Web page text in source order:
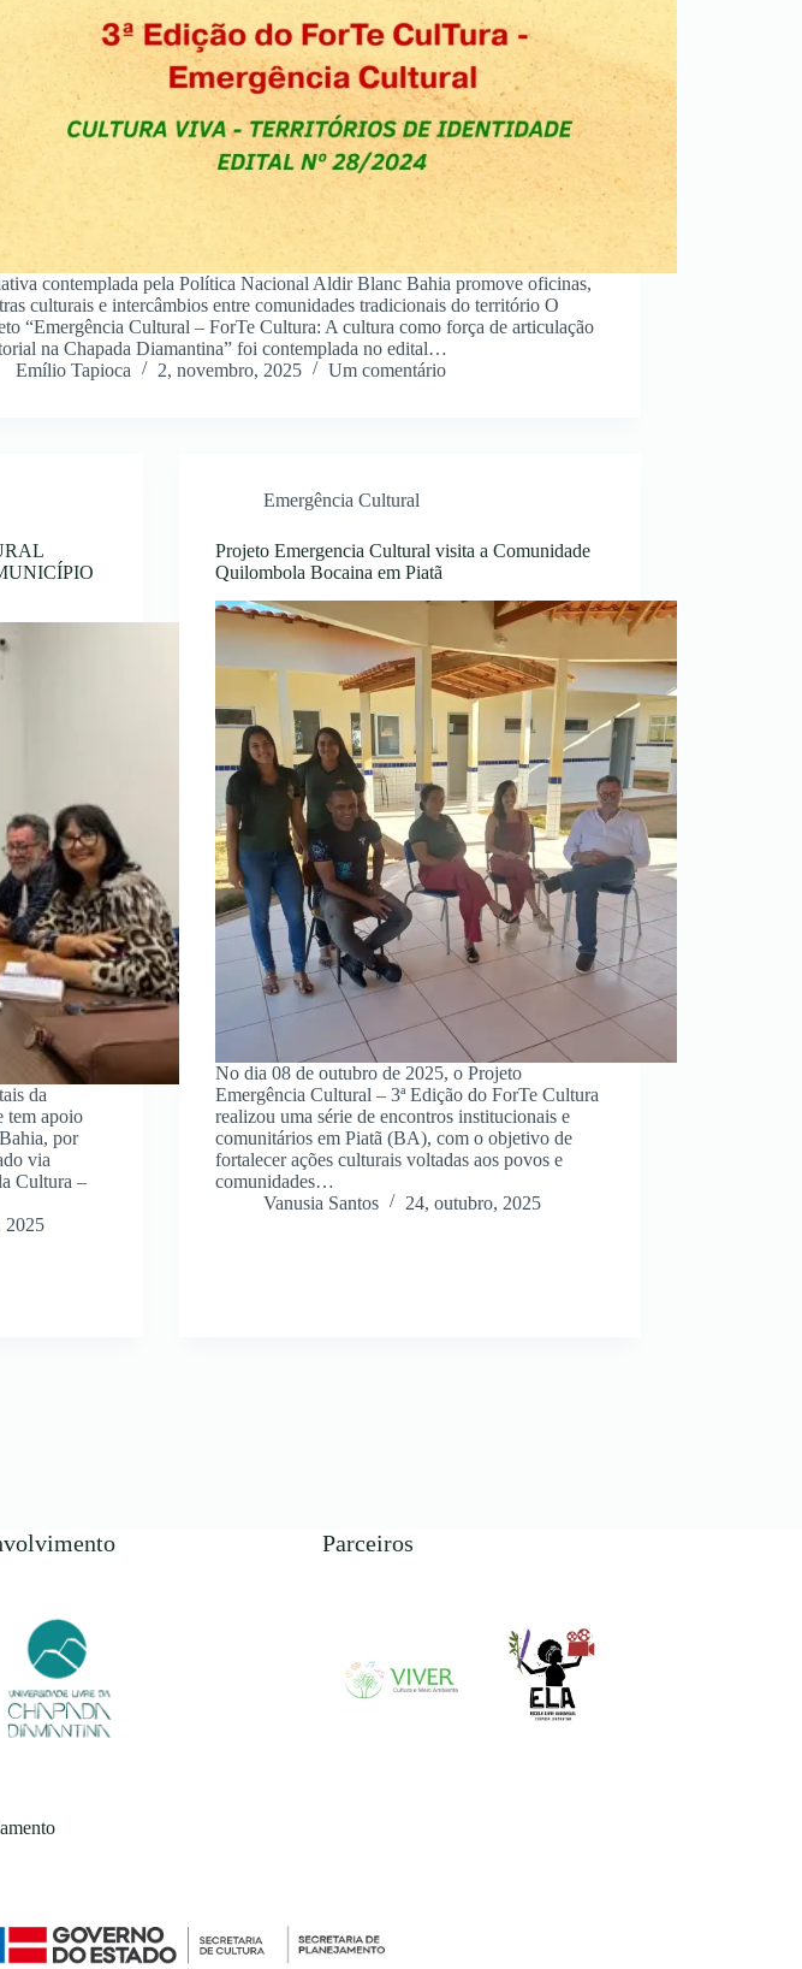
contemplada pela Política Nacional Aldir Blanc Bahia promove oficinas,
culturais e intercâmbios entre comunidades tradicionais do território O
“Emergência Cultural – ForTe Cultura: A cultura como força de articulação
na Chapada Diamantina” foi contemplada no edital…
Emílio Tapioca
2, novembro, 2025 Um comentário
da
tem apoio
por
via
Cultura –
2025
Emergência Cultural
Projeto Emergencia Cultural visita a Comunidade
Quilombola Bocaina em Piatã
No dia 08 de outubro de 2025, o Projeto
Emergência Cultural – 3ª Edição do ForTe Cultura
realizou uma série de encontros institucionais e
comunitários em Piatã (BA), com o objetivo de
fortalecer ações culturais voltadas aos povos e
comunidades…
Vanusia Santos
24, outubro, 2025
Parceiros